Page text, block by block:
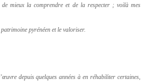
mieux la comprendre et de la respecter ; voilà mes
pyrénéen et le valoriser.
depuis quelques années à en réhabiliter certaines,